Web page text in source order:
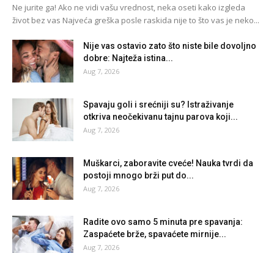
Ne jurite ga! Ako ne vidi vašu vrednost, neka oseti kako izgleda
život bez vas Najveća greška posle raskida nije to što vas je neko...
Nije vas ostavio zato što niste bile dovoljno
dobre: Najteža istina...
Aug 7, 2026
Spavaju goli i srećniji su? Istraživanje
otkriva neočekivanu tajnu parova koji...
Aug 7, 2026
Muškarci, zaboravite cveće! Nauka tvrdi da
postoji mnogo brži put do...
Aug 7, 2026
Radite ovo samo 5 minuta pre spavanja:
Zaspaćete brže, spavaćete mirnije...
Aug 7, 2026